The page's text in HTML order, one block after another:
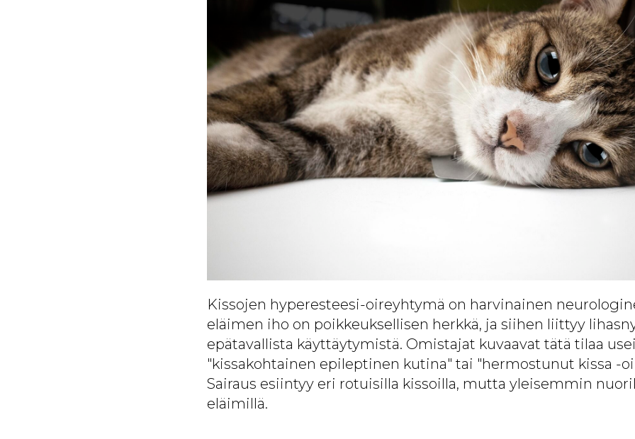
Kissojen hyperesteesi-oireyhtymä on harvinainen
eläimen iho on poikkeuksellisen herkkä, ja siihen liittyy
epätavallista käyttäytymistä. Omistajat kuvaavat tätä tilaa
"kissakohtainen epileptinen kutina" tai "hermostunut kissa -
Sairaus esiintyy eri rotuisilla kissoilla, mutta yleisemmin
eläimillä.